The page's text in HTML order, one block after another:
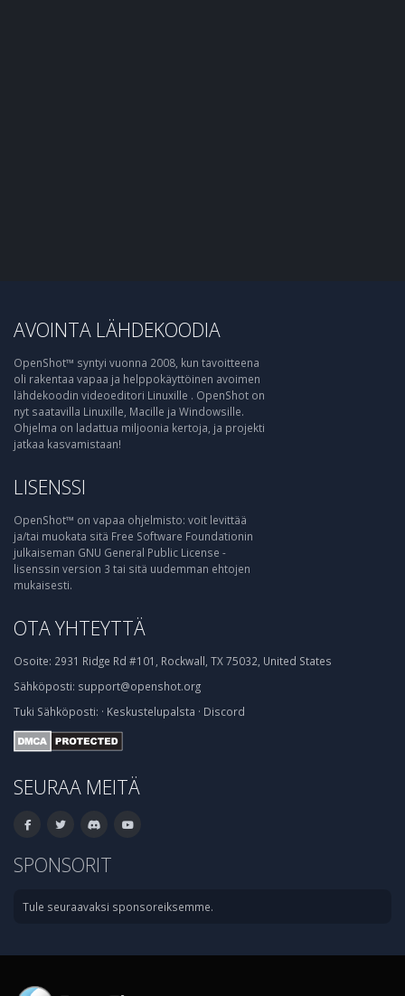
AVOINTA LÄHDEKOODIA
OpenShot™ syntyi vuonna 2008, kun tavoitteena
oli rakentaa vapaa ja helppokäyttöinen avoimen
lähdekoodin videoeditori Linuxille . OpenShot on
nyt saatavilla Linuxille, Macille ja Windowsille.
Ohjelma on ladattua miljoonia kertoja, ja projekti
jatkaa kasvamistaan!
LISENSSI
OpenShot™ on vapaa ohjelmisto: voit levittää
ja/tai muokata sitä Free Software Foundationin
julkaiseman GNU General Public License -
lisenssin version 3 tai sitä uudemman ehtojen
mukaisesti.
OTA YHTEYTTÄ
Osoite: 2931 Ridge Rd #101, Rockwall, TX 75032, United States
Sähköposti: support@openshot.org
Tuki Sähköposti: · Keskustelupalsta · Discord
SEURAA MEITÄ
SPONSORIT
Tule seuraavaksi sponsoreiksemme.